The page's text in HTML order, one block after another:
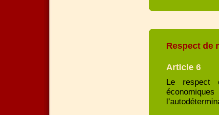
Respect de
Article 6
Le respect